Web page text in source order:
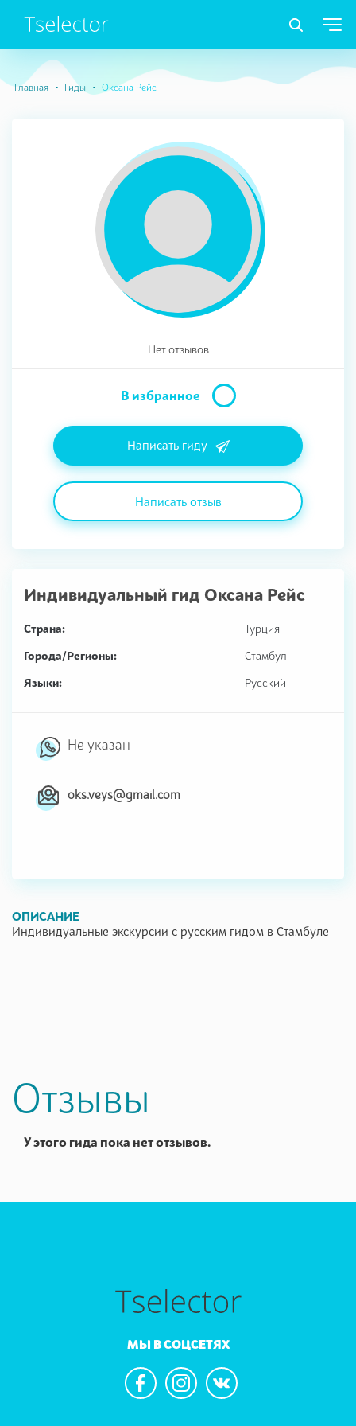
Главная Гиды Оксана Рейс
Нет отзывов
В избранное
Написать гиду
Написать отзыв
Индивидуальный гид Оксана Рейс
Страна:
Турция
Города/Регионы:
Стамбул
Языки:
Русский
Не указан
oks.veys@gmail.com
ОПИСАНИЕ
Индивидуальные экскурсии с русским гидом в Стамбуле
Отзывы
У этого гида пока нет отзывов.
МЫ В СОЦСЕТЯХ